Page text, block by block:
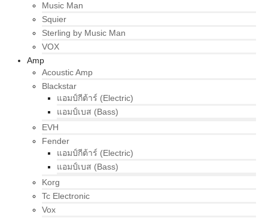
Music Man
Squier
Sterling by Music Man
VOX
Amp
Acoustic Amp
Blackstar
แอมป์กีต้าร์ (Electric)
แอมป์เบส (Bass)
EVH
Fender
แอมป์กีต้าร์ (Electric)
แอมป์เบส (Bass)
Korg
Tc Electronic
Vox